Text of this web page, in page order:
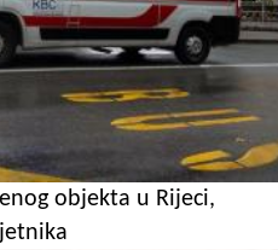
objekta u Rijeci,